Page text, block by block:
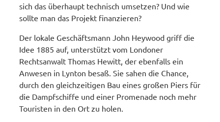
sich das überhaupt technisch umsetzen? Und wie
sollte man das Projekt finanzieren?
Der lokale Geschäftsmann John Heywood griff die
Idee 1885 auf, unterstützt vom Londoner
Rechtsanwalt Thomas Hewitt, der ebenfalls ein
Anwesen in Lynton besaß. Sie sahen die Chance,
durch den gleichzeitigen Bau eines großen Piers für
die Dampfschiffe und einer Promenade noch mehr
Touristen in den Ort zu holen.